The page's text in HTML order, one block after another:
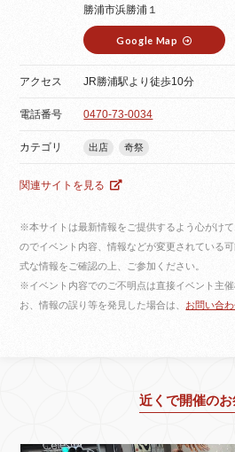
勝浦市浜勝浦１
Google Map
アクセス JR勝浦駅より徒歩10分
電話番号 0470-73-0034
カテゴリ 出店 奇祭
関連サイトを見る
※本サイトは最新情報をご提供するよう心がけ
のでイベント内容、情報などが変更されている
式な情報をご確認の上、ご参加ください。
※イベント内容でのご不明点は直接イベント主
お、情報の誤り等を発見した場合は、 お問い合
近くで開催のお